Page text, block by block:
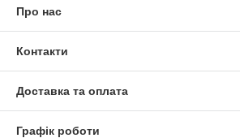
Про нас
Контакти
Доставка та оплата
Графік роботи